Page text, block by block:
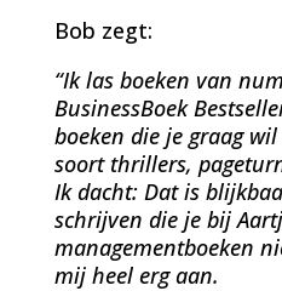
Bob zegt:
“Ik las boeken van
BusinessBoek
boeken die je graag
soort thrillers,
Ik dacht: Dat is
schrijven die je bij
managementboeken
mij heel erg aan.